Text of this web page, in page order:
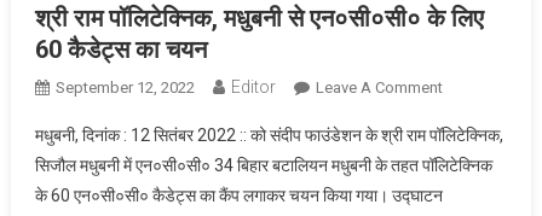
श्री राम पॉलिटेक्निक, मधुबनी से एन०सी०सी० के लिए
60 कैडेट्स का चयन
September 12, 2022 Editor Leave A CommentOn श्री राम
मधुबनी से
एन०सी०सी० के
लिए 60 कैडेट्स
मधुबनी, दिनांक : 12 सितंबर 2022 :: को संदीप फाउंडेशन के श्री राम पॉलिटेक्निक,
सिजौल मधुबनी में एन०सी०सी० 34 बिहार बटालियन मधुबनी के तहत पॉलिटेक्निक
के 60 एन०सी०सी० कैडेट्स का कैंप लगाकर चयन किया गया। उद्घाटन